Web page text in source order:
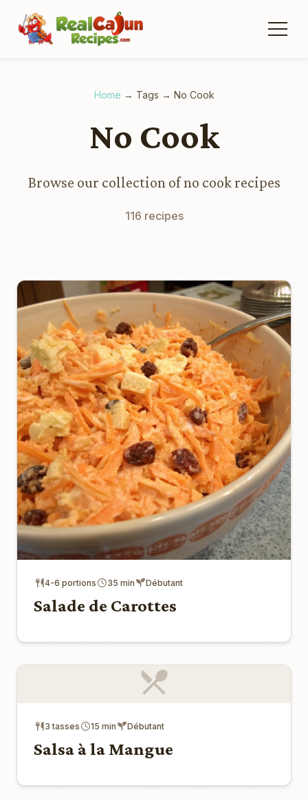
Home → Tags → No Cook
No Cook
Browse our collection of no cook recipes
116 recipes
4-6 portions 35 min Débutant
Salade de Carottes
3 tasses 15 min Débutant
Salsa à la Mangue